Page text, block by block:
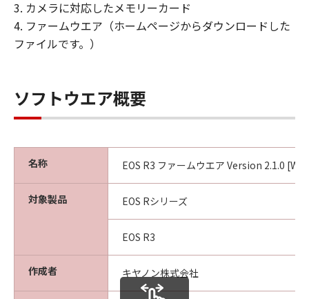
ン、キヤノンの子会社、キヤノンの関連会
社、それらの販売代理店または販売店、な
定の目的への適合性の保証または「許諾ソ
フトウェア」に欠陥がないことを含め、い
わず一切しないものとします。
(2) キヤノン、キヤノンの子会社、キヤノン
の関連会社、それらの販売代理店または販
売店、ならびにキヤノンのライセンサー
は、「許諾ソフトウェア」の使用または使
用不能から生ずるいかなる損害（逸失利益
およびその他の派生的または付随的な損害
を含むがこれらに限定されない全ての損害
をいいます。）について、適用法で認めら
3. カメラに対応したメモリーカード
4. ファームウエア（ホームページからダウンロードした
ファイルです。）
ソフトウエア概要
名称 EOS R3 ファームウエア Version 2.1.0
対象製品 EOS Rシリーズ
EOS R3
作成者 キヤノン株式会社